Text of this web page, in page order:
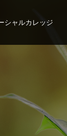
シャルカレッジ